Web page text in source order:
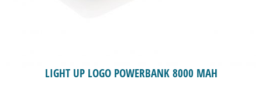
LIGHT UP LOGO POWERBANK 8000 MAH